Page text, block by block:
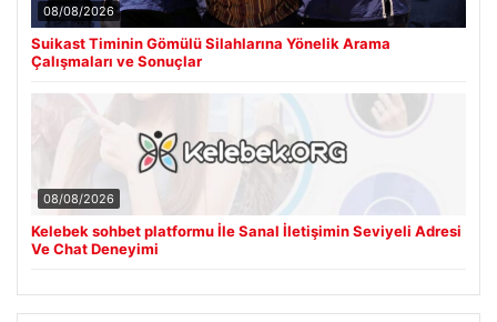
08/08/2026
Suikast Timinin Gömülü Silahlarına Yönelik Arama
Çalışmaları ve Sonuçlar
08/08/2026
Kelebek sohbet platformu İle Sanal İletişimin Seviyeli Adresi
Ve Chat Deneyimi